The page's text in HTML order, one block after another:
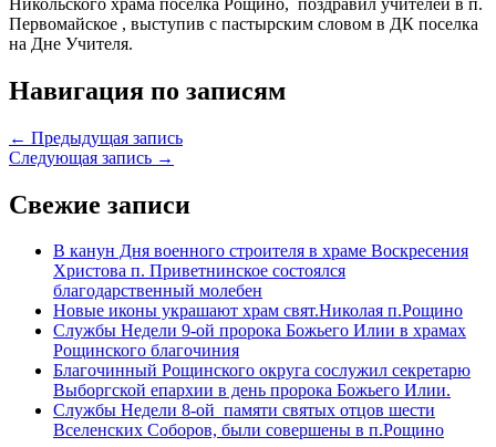
Первомайское , выступив с пастырским словом в ДК поселка
на Дне Учителя.
Навигация по записям
← Предыдущая запись
Следующая запись →
Свежие записи
В канун Дня военного строителя в храме Воскресения
Христова п. Приветнинское состоялся
благодарственный молебен
Новые иконы украшают храм свят.Николая п.Рощино
Службы Недели 9-ой пророка Божьего Илии в храмах
Рощинского благочиния
Благочинный Рощинского округа сослужил секретарю
Выборгской епархии в день пророка Божьего Илии.
Службы Недели 8-ой памяти святых отцов шести
Вселенских Соборов, были совершены в п.Рощино